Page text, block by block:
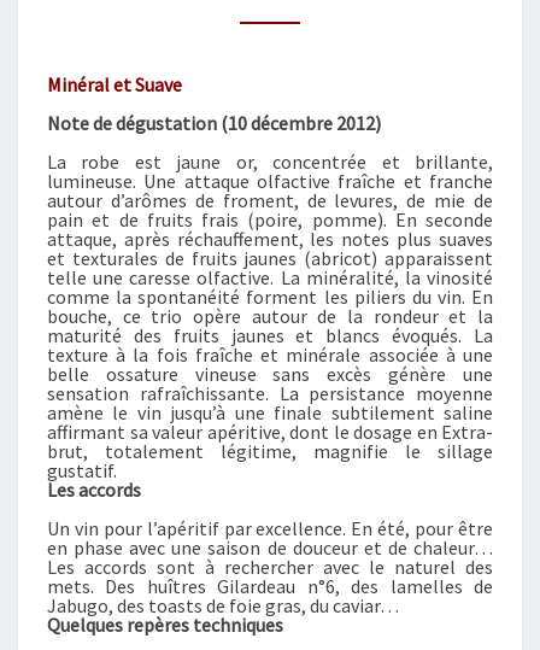
D
H
O
U
R
S
&
F
I
L
S
B
R
–
L
E
S
Minéral et Suave
Note de dégustation (10 décembre 2012)
La robe est jaune or, concentrée et brillante,
lumineuse. Une attaque olfactive fraîche et franche
autour d’arômes de froment, de levures, de mie de
pain et de fruits frais (poire, pomme). En seconde
attaque, après réchauffement, les notes plus suaves
et texturales de fruits jaunes (abricot) apparaissent
telle une caresse olfactive. La minéralité, la vinosité
comme la spontanéité forment les piliers du vin. En
bouche, ce trio opère autour de la rondeur et la
maturité des fruits jaunes et blancs évoqués. La
texture à la fois fraîche et minérale associée à une
belle ossature vineuse sans excès génère une
sensation rafraîchissante. La persistance moyenne
amène le vin jusqu’à une finale subtilement saline
affirmant sa valeur apéritive, dont le dosage en Extra-
brut, totalement légitime, magnifie le sillage
gustatif.
Les accords
Un vin pour l’apéritif par excellence. En été, pour être
en phase avec une saison de douceur et de chaleur…
Les accords sont à rechercher avec le naturel des
mets. Des huîtres Gilardeau n°6, des lamelles de
Jabugo, des toasts de foie gras, du caviar…
Quelques repères techniques